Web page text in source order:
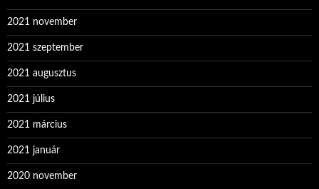
2021 november
2021 szeptember
2021 augusztus
2021 július
2021 március
2021 január
2020 november